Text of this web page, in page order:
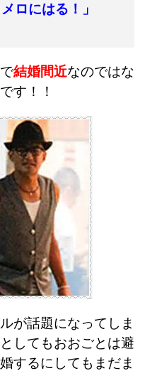
ロにはる！」
結婚間近なのではな
す！！
が話題になってしま
してもおおごとは避
するにしてもまだま